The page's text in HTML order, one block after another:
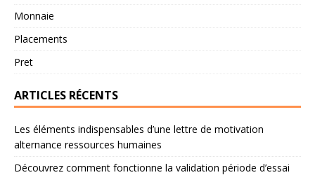
Monnaie
Placements
Pret
ARTICLES RÉCENTS
Les éléments indispensables d’une lettre de motivation
alternance ressources humaines
Découvrez comment fonctionne la validation période d’essai